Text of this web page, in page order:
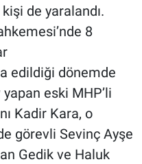
de yaralandı.
8
edildiği dönemde
eski MHP’li
Kadir Kara, o
görevli Sevinç Ayşe
Gedik ve Haluk